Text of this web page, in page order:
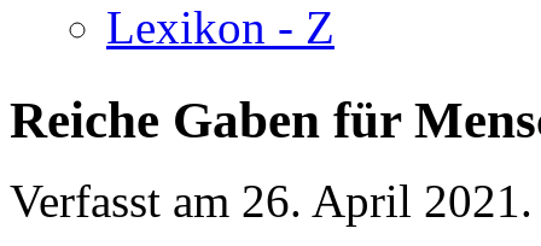
Lexikon - Z
Reiche Gaben für
Verfasst am 26. April 2021.